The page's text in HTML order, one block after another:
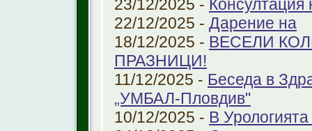
23/12/2025 - Консултация
22/12/2025 - Дарение на
18/12/2025 - ВЕСЕЛИ
ПРАЗНИЦИ!
11/12/2025 - Беседа в
„УМБАЛ-Пловдив"
10/12/2025 - В